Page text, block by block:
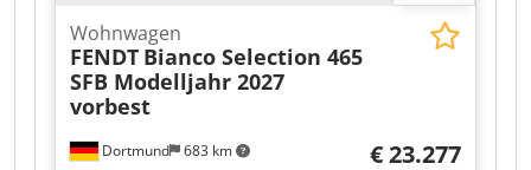
Dortmund 683 km
Wohnwagen
FENDT Bianco Selection 465
SFB Modelljahr 2027
vorbest
€ 23.277